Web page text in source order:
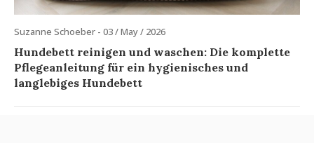
Suzanne Schoeber - 03 / May / 2026
Hundebett reinigen und waschen: Die komplette
Pflegeanleitung für ein hygienisches und
langlebiges Hundebett